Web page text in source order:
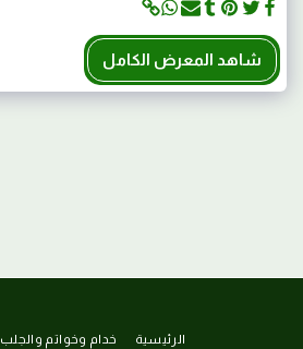
شاهد المعرض الكامل
الرئيسية خدام وخواتم والجلب